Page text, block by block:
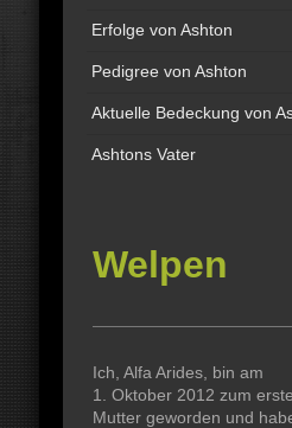
Erfolge von Ashton
Pedigree von Ashton
Aktuelle Bedeckung von
Ashtons Vater
Welpen
Ich, Alfa Arides, bin am
1. Oktober 2012 zum
Mutter geworden und